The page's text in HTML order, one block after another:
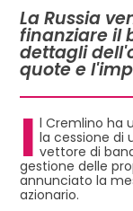
La Russia
finanziare il
dettagli
quote e
I l Cremlino ha
la cessione di
vettore di
gestione delle
annunciato la
azionario.